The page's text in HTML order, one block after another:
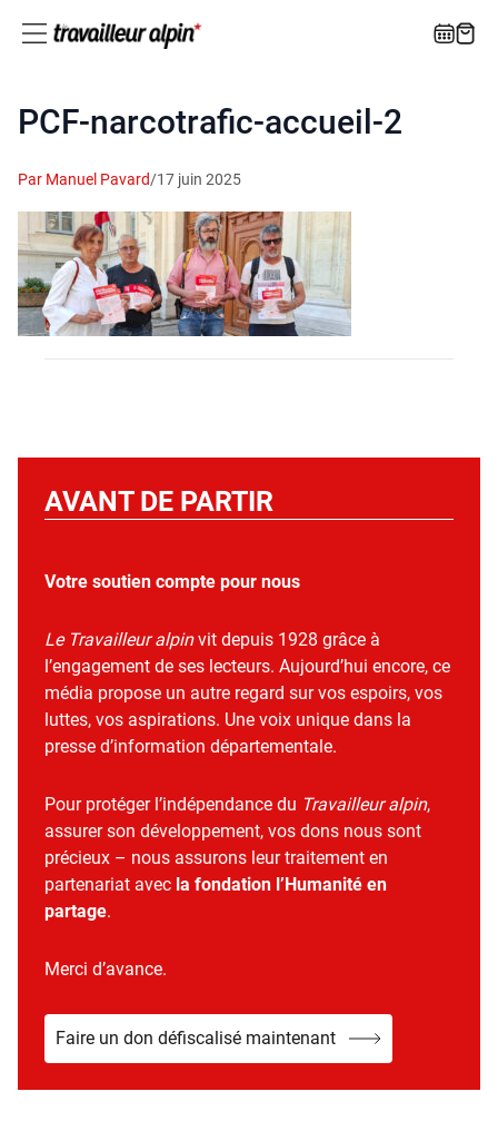
PCF-narcotrafic-accueil‑2
Par Manuel Pavard/17 juin 2025
AVANT DE PARTIR
Votre soutien compte pour nous
Le Travailleur alpinvit depuis 1928 grâce à
l’engagement de ses lecteurs. Aujourd’hui encore, ce
média propose un autre regard sur vos espoirs, vos
luttes, vos aspirations. Une voix unique dans la
presse d’information départementale.
Pour protéger l’indépendance du Travailleur alpin,
assurer son développement, vos dons nous sont
précieux – nous assurons leur traitement en
partenariat avec la fondation l’Humanité en
partage.
Merci d’avance.
Faire un don défiscalisé maintenant